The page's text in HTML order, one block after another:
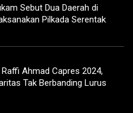
Sebut Dua Daerah di
Pilkada Serentak
Raffi Ahmad Capres 2024,
Tak Berbanding Lurus